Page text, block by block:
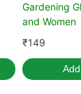
Gardening
and Women
₹149